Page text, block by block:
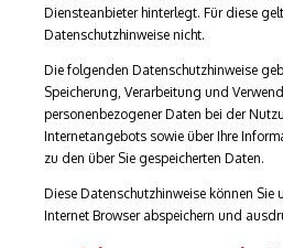
Diensteanbieter hinterlegt. Für diese
Datenschutzhinweise nicht.
Die folgenden Datenschutzhinweise
Speicherung, Verarbeitung und
personenbezogener Daten bei der
Internetangebots sowie über Ihre
zu den über Sie gespeicherten Daten.
Diese Datenschutzhinweise können Sie
Internet Browser abspeichern und